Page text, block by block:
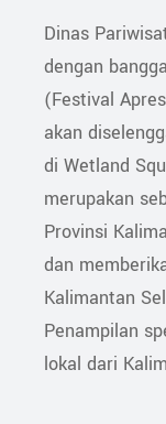
Dinas
dengan
(Festival
akan
di Wetland
merupakan
Provinsi
dan
Kalimantan
Penampilan
lokal dari